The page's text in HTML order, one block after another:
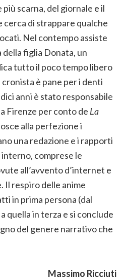
scarna, del giornale e il
cerca di strappare qualche
Nel contempo assiste
della figlia Donata, un
tutto il poco tempo libero
cronista è pane per i denti
anni è stato responsabile
Firenze per conto de La
alla perfezione i
una redazione e i rapporti
interno, comprese le
all’avvento d’internet e
Il respiro delle anime
in prima persona (dal
quella in terza e si conclude
del genere narrativo che
Massimo Ricciuti